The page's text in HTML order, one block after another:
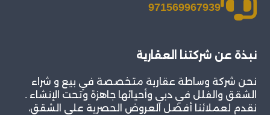
971569967939
نبذة عن شركتنا العقارية
نحن شركة وساطة عقارية متخصصة في بيع و شراء
الشقق والفلل في دبي وأحيائها جاهزة وتحت الإنشاء .
نقدم لعملائنا أفضل العروض الحصرية على الشقق،